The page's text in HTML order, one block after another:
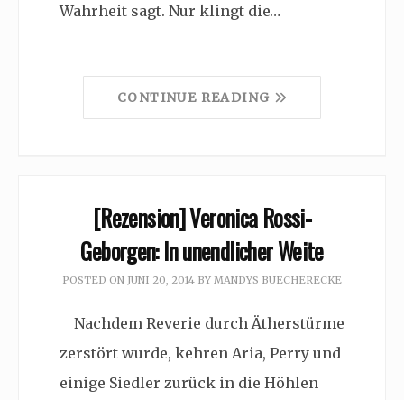
Wahrheit sagt. Nur klingt die…
CONTINUE READING
[Rezension] Veronica Rossi-
Geborgen: In unendlicher Weite
POSTED ON JUNI 20, 2014 BY MANDYS BUECHERECKE
Nachdem Reverie durch Ätherstürme
zerstört wurde, kehren Aria, Perry und
einige Siedler zurück in die Höhlen